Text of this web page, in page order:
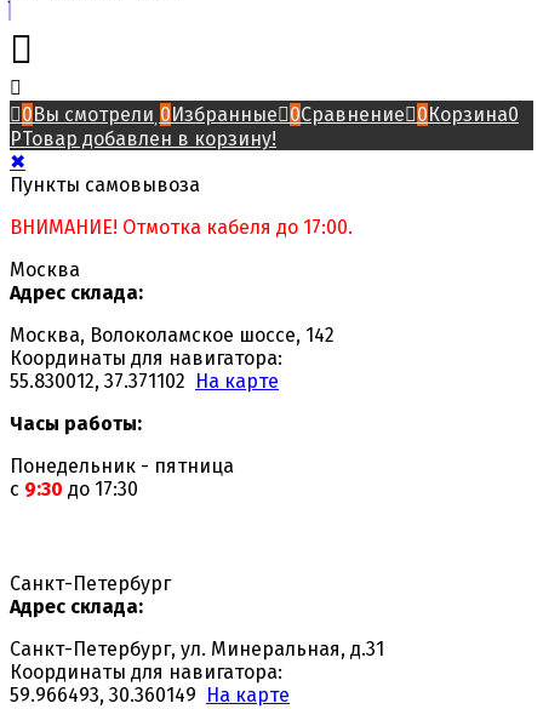
0Вы смотрели 0Избранные 0Сравнение 0Корзина0
РТовар добавлен в корзину!
✖
Пункты самовывоза
ВНИМАНИЕ! Отмотка кабеля до 17:00.
Москва
Адрес склада:
Москва, Волоколамское шоссе, 142
Координаты для навигатора:
55.830012, 37.371102 На карте
Часы работы:
Понедельник - пятница
с 9:30 до 17:30
Санкт-Петербург
Адрес склада:
Санкт-Петербург, ул. Минеральная, д.31
Координаты для навигатора:
59.966493, 30.360149 На карте